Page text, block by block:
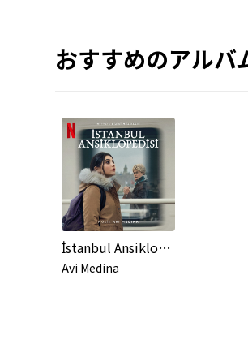
おすすめのアルバ
İstanbul Ansiklopedisi (Netflix Dizisi Müzikleri)
Avi Medina